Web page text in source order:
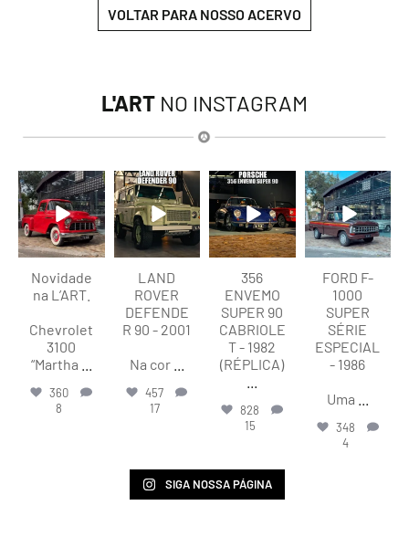
VOLTAR PARA NOSSO ACERVO
L'ART NO INSTAGRAM
lart.br
Ago 8
Novidade
na L’ART.
Chevrolet
3100
“Martha
360
8
lart.br
Ago 8
LAND
ROVER
DEFENDE
R 90 - 2001
Na cor
457
17
lart.br
Ago 8
356
ENVEMO
SUPER 90
CABRIOLE
T - 1982
(RÉPLICA)
828
15
lart.br
Ago 7
FORD F-
1000
SUPER
SÉRIE
ESPECIAL
- 1986
Uma
348
4
SIGA NOSSA PÁGINA